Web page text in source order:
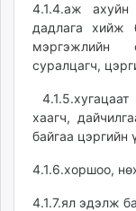
4.1.4.аж ахуйн
дадлага хийж
мэргэжлийн
суралцагч,
хаагч,
байгаа цэргийн
4.1.6.хоршоо,
4.1.7.ял эдэлж